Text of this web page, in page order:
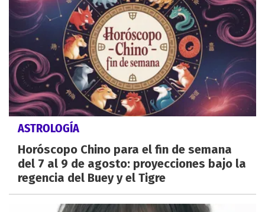
ASTROLOGÍA
Horóscopo Chino para el fin de semana
del 7 al 9 de agosto: proyecciones bajo la
regencia del Buey y el Tigre